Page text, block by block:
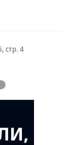
стр. 4